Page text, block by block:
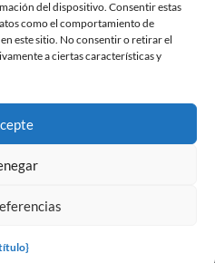
del dispositivo. Consentir estas
como el comportamiento de
este sitio. No consentir o retirar el
a ciertas características y
UPDATES
All rights reserved